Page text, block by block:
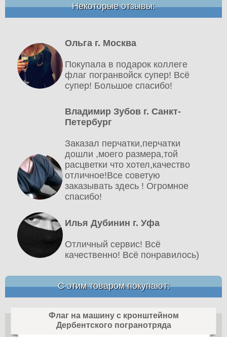
Некоторые отзывы:
Ольга г. Москва
Покупала в подарок коллеге
флаг погранвойск супер! Всё
супер! Большое спасибо!
Владимир Зубов г. Санкт-
Петербург
Заказал перчатки,перчатки
дошли ,моего размера,той
расцветки что хотел,качество
отличное!Все советую
заказывать здесь ! Огромное
спасибо!
Илья Дубинин г. Уфа
Отличный сервис! Всё
качественно! Всё понравилось)
С этим товаром покупают:
Флаг на машину с кронштейном
Дербентского погранотряда